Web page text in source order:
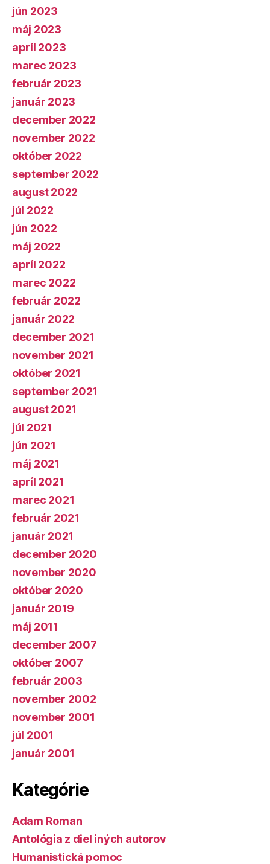
jún 2023
máj 2023
apríl 2023
marec 2023
február 2023
január 2023
december 2022
november 2022
október 2022
september 2022
august 2022
júl 2022
jún 2022
máj 2022
apríl 2022
marec 2022
február 2022
január 2022
december 2021
november 2021
október 2021
september 2021
august 2021
júl 2021
jún 2021
máj 2021
apríl 2021
marec 2021
február 2021
január 2021
december 2020
november 2020
október 2020
január 2019
máj 2011
december 2007
október 2007
február 2003
november 2002
november 2001
júl 2001
január 2001
Kategórie
Adam Roman
Antológia z diel iných autorov
Humanistická pomoc